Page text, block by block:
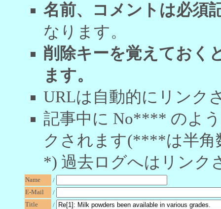
名前、コメントは必須
なります。
削除キーを覚えておく
ます。
URLは自動的にリンク
記事中に No**** のよ
クされます(****は半角
*) 過去ログへはリンク
Name
/
E-Mail
/
Title
/